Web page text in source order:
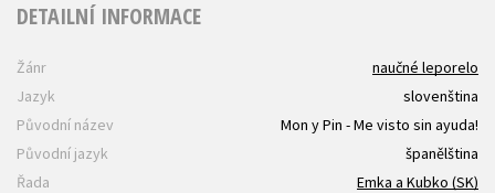
DETAILNÍ INFORMACE
Žánr
naučné leporelo
Jazyk
slovenština
Původní název
Mon y Pin - Me visto sin ayuda!
Původní jazyk
španělština
Řada
Emka a Kubko (SK)